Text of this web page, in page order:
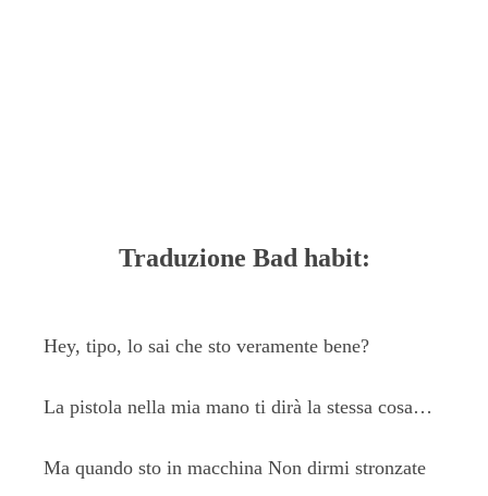
Traduzione Bad habit:
Hey, tipo, lo sai che sto veramente bene?
La pistola nella mia mano ti dirà la stessa cosa…
Ma quando sto in macchina Non dirmi stronzate